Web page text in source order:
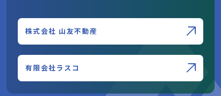
株式会社 山友不動産
有限会社ラスコ